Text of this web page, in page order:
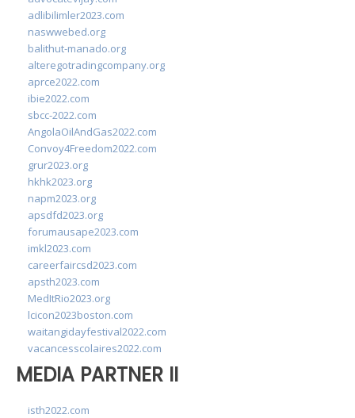
adlibilimler2023.com
naswwebed.org
balithut-manado.org
alteregotradingcompany.org
aprce2022.com
ibie2022.com
sbcc-2022.com
AngolaOilAndGas2022.com
Convoy4Freedom2022.com
grur2023.org
hkhk2023.org
napm2023.org
apsdfd2023.org
forumausape2023.com
imkl2023.com
careerfaircsd2023.com
apsth2023.com
MedItRio2023.org
lcicon2023boston.com
waitangidayfestival2022.com
vacancesscolaires2022.com
MEDIA PARTNER II
isth2022.com